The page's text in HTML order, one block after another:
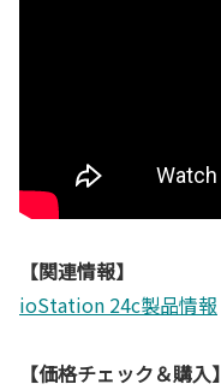
【関連情報】
ioStation 24c製品情報
【価格チェック＆購入】